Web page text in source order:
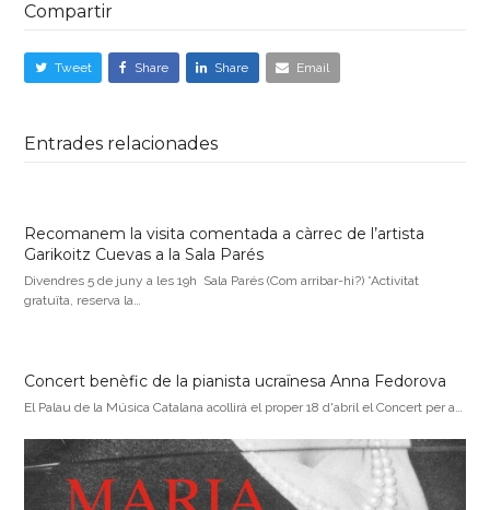
Compartir
Tweet Share Share Email
Entrades relacionades
Recomanem la visita comentada a càrrec de l’artista
Garikoitz Cuevas a la Sala Parés
Divendres 5 de juny a les 19h Sala Parés (Com arribar-hi?) *Activitat
gratuïta, reserva la…
Concert benèfic de la pianista ucraïnesa Anna Fedorova
El Palau de la Música Catalana acollirà el proper 18 d'abril el Concert per a…